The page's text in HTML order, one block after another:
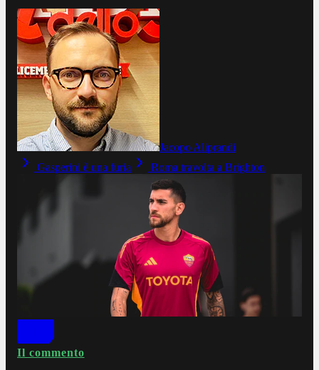
Jacopo Aliprandi
Gasperini è una furia
Roma travolta a Brighton
Il commento